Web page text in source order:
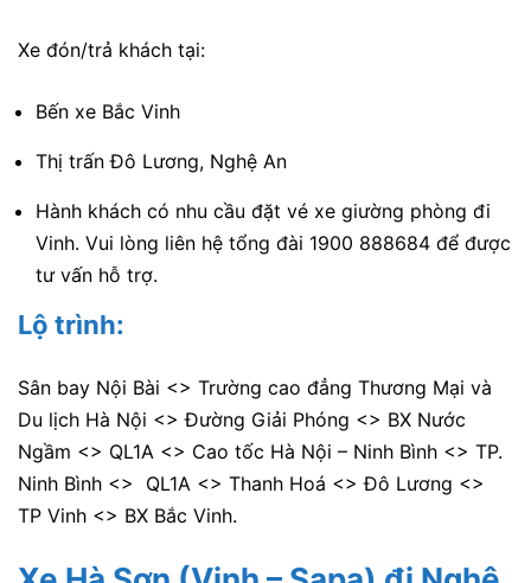
Xe đón/trả khách tại:
Bến xe Bắc Vinh
Thị trấn Đô Lương, Nghệ An
Hành khách có nhu cầu đặt vé xe giường phòng đi
Vinh. Vui lòng liên hệ tổng đài 1900 888684 để được
tư vấn hỗ trợ.
Lộ trình:
Sân bay Nội Bài <> Trường cao đẳng Thương Mại và
Du lịch Hà Nội <> Đường Giải Phóng <> BX Nước
Ngầm <> QL1A <> Cao tốc Hà Nội – Ninh Bình <> TP.
Ninh Bình <> QL1A <> Thanh Hoá <> Đô Lương <>
TP Vinh <> BX Bắc Vinh.